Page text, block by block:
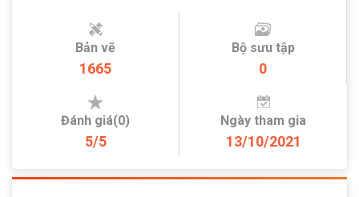
Bản vẽ
1665
Bộ sưu tập
0
Đánh giá(0)
5/5
Ngày tham gia
13/10/2021